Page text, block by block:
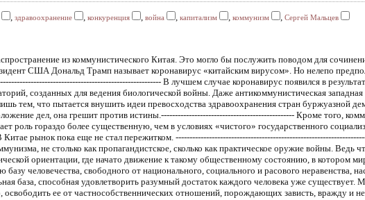
, здравоохранение , конкуренция , война , капитализм , коммунизм , Сергей Мальцев
и ненависть между людьми, народами и государствами. Мешает капитализм, который исчерпал свои возможности творить общественное благо, и все более сосредотачивается на эгоистическом стремлении владельцев корпораций и огромных состояний сохранить свои позиции.--------------------------------------------------------------------------------------- Конечно, в нынешних условиях движение к коммунизму противоречиво. Оно вынуждено начинать, если не с ликвидации, то ограничения частной собственности на средства производства, которое воспринимается обывателями как покушение на свободу предпринимательства. Это непопулярно. Обыватели не понимают, что свобода предпринимательства невозможна без сочетания личных и общественных интересов, при ведущей роли последних. Они «не врубаются» в решающую роль общественных фондов в обеспечении социальной справедливости и разумного достатка для каждого члена общества.------------------------------------------------ Рыночное сознание само по себе болезнь похлеще короновируса. Она унаследована веками развития человечества в эксплуататорских обществах, начиная с разложения родового строя. Большинством обывателей капитализм воспринимается как норма жизни. Тем более что социализму нелегко проявить свои преимущества в условиях доминирования в мировой экономике цитадели паразитического капитализма – США. --------------------------------------------------------------------------- Однако сами США, чья экономическая мощь выросла на эксплуатации господствующим классом внутренних и мировых ресурсов, не способны развиваться вне глобализации, ломающей национальные границы и другие ограничения. Конечно, американские элиты не хотят рубить протекционизмом сук, на котором сидят. Другое дело, что протекционизм Трампа – это показатель кризиса иерархической капиталистической системы в целом, из которого США пытаются выбраться по принципу: спасайся, кто может.--------------------------------------------------------------------------------------------------------------------------------------------------------- Но и спасение происходит на конкурентной основе.. Более сильные топят более слабых.-------------------------------------------------------------------------------------- Как спасался капитализм от кризисов в прошлом? Зарывал зерно в землю и поливал ее молоком, чтобы поддерживать цены на приемлемом уровне. В лучшем случае прибегал к мерам государственного регулирования, нацеленным на т.н. «непроизводительное» потребление. В худшем – спасался переходом от социал-дарвинистской конкуренции к мировой войне. Однако пресловутое «обнищание масс», которое нынешние сикофанты буржуазии признали устаревшим термином коммунистической доктрины, и ядерное оружие поставили пределы капиталистическому расточительству и ставке на военную силу.-------------------------- Теперь оружием войны капитализма против тенденций движения общества к социализму и коммунизму является коронавирус, естественного или искусственного происхождения. Он обладает свойствами стихийного бедствия, уничтожающего слабых и неприспособленных, против которого бессмысленно протестовать. Это главный принцип капиталистического социал-дарвинизма. Коронавирус переводит проблему выживания человечества, обостряемую капитализмом, в сферу биологии, что маскирует антигуманную социальную сущность капитализма, которую уже нельзя прикрыть фальшивыми теориями о социальном государстве.---------------------------------------------------------------------------------------------------------------------------------------------------------------------------------- В новых условиях отдельный орган - Всемирная организация здравоохранения (ВОЗ) – замещает всю ООН и становится главным инструментом управления международной жизнью. Она объявляет распространение коронавируса пандемией и заставляет государства-члены ООН жить в карантинном режиме, который копирует меры т.н. «экономического оздоровления» Трампа.----------------------------------------------------------------------------------------------------------------------------- Можно было бы предположить, что ВОЗ является инструментом злой воли, которая отвечает на относительно скромные негативные последствия коронавируса, вполне устранимые посредством медицины, убийственным ударом по мировой экономике с целью поставить страны, не принадлежащие к «золотому миллиарду», в состояние деградации, одичания и распада. Эту злую волю олицетворяет т.н. глубинное государство США, которое внепартийно, надпартийно или даже однопартийно и озабочено не излечением общества, пораженного страшным недугом капитализма, а стремлением загнать болезнь